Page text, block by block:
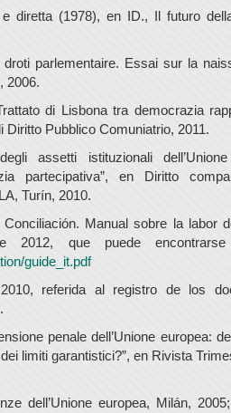
diretta (1978), en ID., Il futuro
parlementaire. Essai sur la
2006.
di Lisbona tra democrazia
Pubblico Comuniatrio, 2011.
assetti istituzionali
partecipativa”, en Diritto
Turín, 2010.
Manual sobre la labor
2012, que puede
guide_it.pdf
referida al registro de los
penale dell’Unione europea:
limiti garantistici?”, en Rivista
dell’Unione europea, Milán,